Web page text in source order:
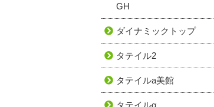
GH
ダイナミックトップ
タテイル2
タテイルa美館